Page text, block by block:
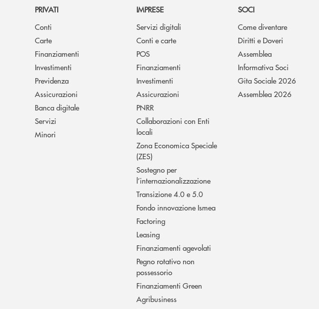
PRIVATI
Conti
Carte
Finanziamenti
Investimenti
Previdenza
Assicurazioni
Banca digitale
Servizi
Minori
IMPRESE
Servizi digitali
Conti e carte
POS
Finanziamenti
Investimenti
Assicurazioni
PNRR
Collaborazioni con Enti
locali
Zona Economica Speciale
(ZES)
Sostegno per
l’internazionalizzazione
Transizione 4.0 e 5.0
Fondo innovazione Ismea
Factoring
Leasing
Finanziamenti agevolati
Pegno rotativo non
possessorio
Finanziamenti Green
Agribusiness
SOCI
Come diventare
Diritti e Doveri
Assemblea
Informativa Soci
Gita Sociale 2026
Assemblea 2026